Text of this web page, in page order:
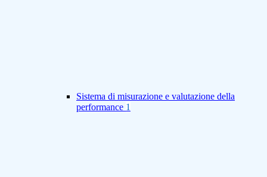
Sistema di misurazione e valutazione della
performance 1